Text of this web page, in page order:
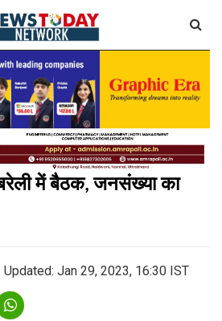
में बैठक,जनसंख्या का
Updated: Jan 29, 2023, 16:30 IST